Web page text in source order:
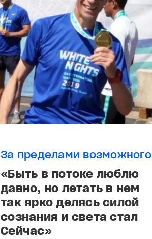
За пределами возможного
«Быть в потоке люблю
давно, но летать в нем
так ярко делясь силой
сознания и света стал
Сейчас»